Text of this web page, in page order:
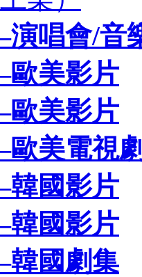
唱會/音
美影片
美影片
美電視
國影片
國影片
國劇集